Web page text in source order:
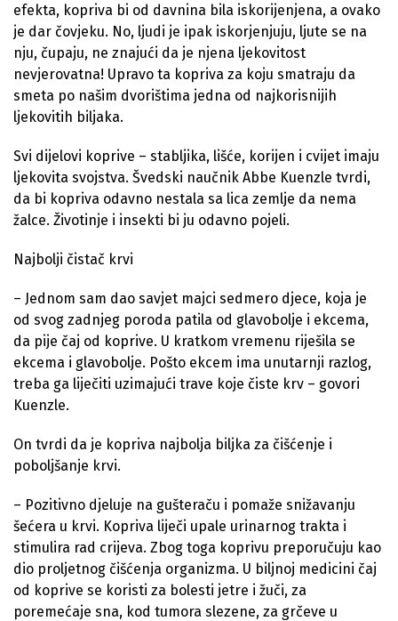
efekta, kopriva bi od davnina bila iskorijenjena, a ovako
je dar čovjeku. No, ljudi je ipak iskorjenjuju, ljute se na
nju, čupaju, ne znajući da je njena ljekovitost
nevjerovatna! Upravo ta kopriva za koju smatraju da
smeta po našim dvorištima jedna od najkorisnijih
ljekovitih biljaka.
Svi dijelovi koprive – stabljika, lišće, korijen i cvijet imaju
ljekovita svojstva. Švedski naučnik Abbe Kuenzle tvrdi,
da bi kopriva odavno nestala sa lica zemlje da nema
žalce. Životinje i insekti bi ju odavno pojeli.
Najbolji čistač krvi
– Jednom sam dao savjet majci sedmero djece, koja je
od svog zadnjeg poroda patila od glavobolje i ekcema,
da pije čaj od koprive. U kratkom vremenu riješila se
ekcema i glavobolje. Pošto ekcem ima unutarnji razlog,
treba ga liječiti uzimajući trave koje čiste krv – govori
Kuenzle.
On tvrdi da je kopriva najbolja biljka za čišćenje i
poboljšanje krvi.
– Pozitivno djeluje na gušteraču i pomaže snižavanju
šećera u krvi. Kopriva liječi upale urinarnog trakta i
stimulira rad crijeva. Zbog toga koprivu preporučuju kao
dio proljetnog čišćenja organizma. U biljnoj medicini čaj
od koprive se koristi za bolesti jetre i žuči, za
poremećaje sna, kod tumora slezene, za grčeve u